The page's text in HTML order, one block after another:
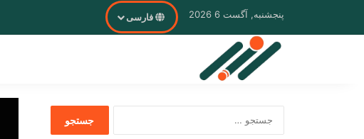
پنجشنبه, آگست 6 2026 فارسی